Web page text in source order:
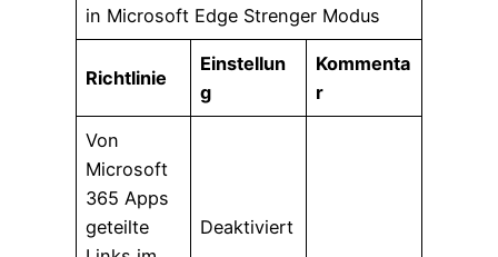
in Microsoft Edge Strenger Modus
Richtlinie
Einstellun
g
Kommenta
r
Von
Microsoft
365 Apps
geteilte
Deaktiviert